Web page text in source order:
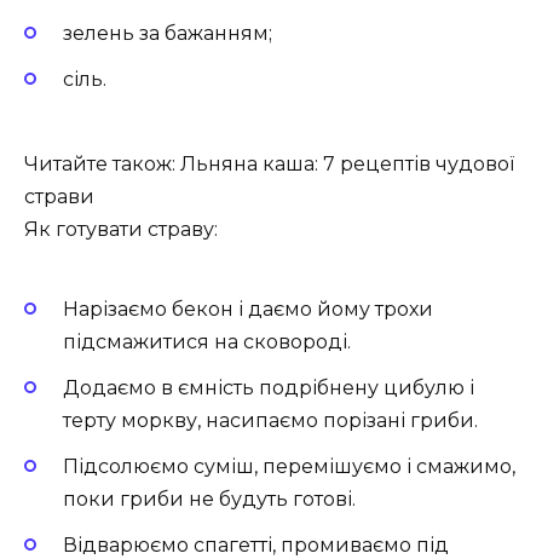
зелень за бажанням;
сіль.
Читайте також: Льняна каша: 7 рецептів чудової
страви
Як готувати страву:
Нарізаємо бекон і даємо йому трохи
підсмажитися на сковороді.
Додаємо в ємність подрібнену цибулю і
терту моркву, насипаємо порізані гриби.
Підсолюємо суміш, перемішуємо і смажимо,
поки гриби не будуть готові.
Відварюємо спагетті, промиваємо під